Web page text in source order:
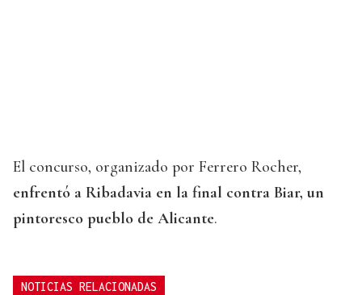
El concurso, organizado por Ferrero Rocher,
enfrentó a Ribadavia en la final contra Biar, un
pintoresco pueblo de Alicante.
NOTICIAS RELACIONADAS